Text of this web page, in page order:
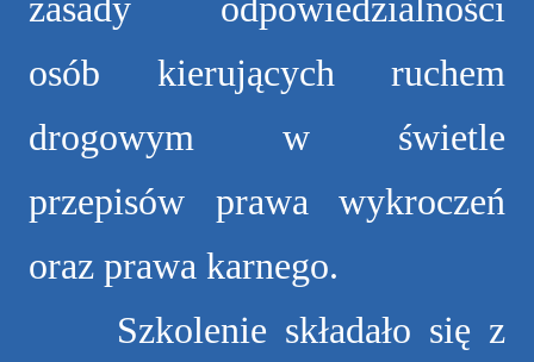
zasady odpowiedzialności
osób kierujących ruchem
drogowym w świetle
przepisów prawa wykroczeń
oraz prawa karnego.
Szkolenie składało się z